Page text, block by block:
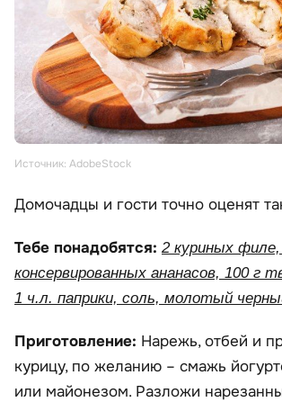
Источник: AdobeStock
Домочадцы и гости точно оценят
Тебе понадобятся: 2 куриных филе,
консервированных ананасов, 100 г
1 ч.л. паприки, соль, молотый
Приготовление: Нарежь, отбей и
курицу, по желанию – смажь
или майонезом. Разложи